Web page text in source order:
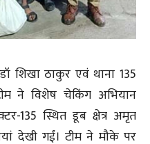
शिखा ठाकुर एवं थाना 135
ने विशेष चेकिंग अभियान
135 स्थित डूब क्षेत्र अमृत
देखी गईं। टीम ने मौके पर